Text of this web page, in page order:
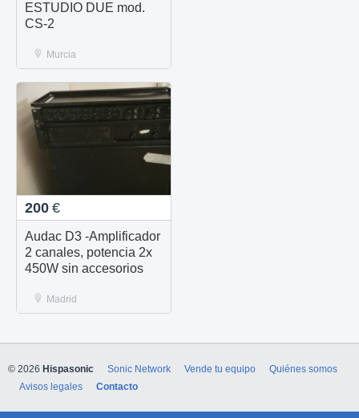
ESTUDIO DUE mod.
CS-2
Murcia
200 €
Audac D3 -Amplificador
2 canales, potencia 2x
450W sin accesorios
Madrid
© 2026 Hispasonic Sonic Network Vende tu equipo
Quiénes somos
Avisos legales
Contacto